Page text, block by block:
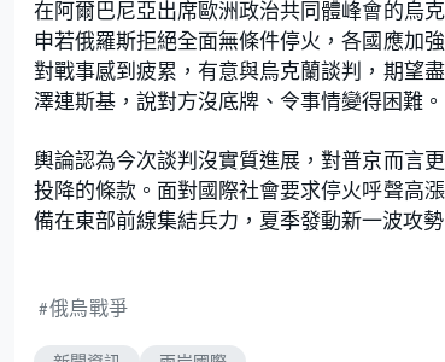
在阿爾巴尼亞出席歐洲政治共同體峰會的烏
申若俄羅斯拒絕全面無條件停火，各國應加
對戰事感到疲累，有意與烏克蘭談判，期望
澤連斯基，說對方沒底牌、令事情變得困難。
輿論認為今次談判沒實質進展，對普京而言
投降的條款。面對國際社會要求停火呼聲高
備在東部前線集結兵力，夏季發動新一波攻勢
俄烏戰爭